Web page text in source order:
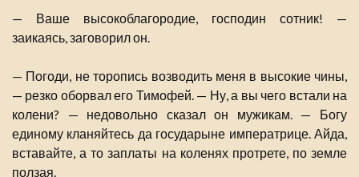
— Ваше высокоблагородие, господин сотник! —
заикаясь, заговорил он.
— Погоди, не торопись возводить меня в высокие чины,
— резко оборвал его Тимофей. — Ну, а вы чего встали на
колени? — недовольно сказал он мужикам. — Богу
единому кланяйтесь да государыне императрице. Айда,
вставайте, а то заплаты на коленях протрете, по земле
ползая.